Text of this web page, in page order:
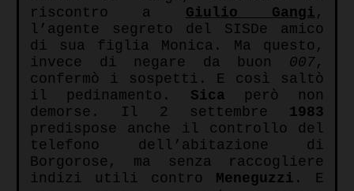
riscontro a Giulio Gangi ,
l’agente segreto del SISDe amico
di sua figlia Monica. Ma questo,
invece di negare da buon 007 ,
confermò i sospetti. E così saltò
il pedinamento. Sica però non
demorse. Il 2 settembre 1983
predispose anche il controllo del
telefono dell’abitazione di
Borgorose, ma senza raccogliere
indizi utili contro Meneguzzi . E